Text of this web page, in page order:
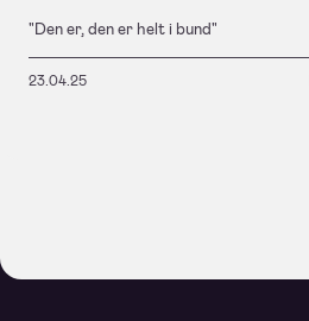
"Den er, den er helt i bund"
23.04.25